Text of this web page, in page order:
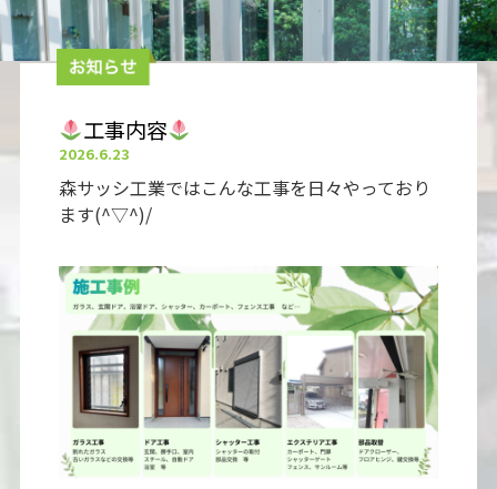
工事内容
2026.6.23
森サッシ工業ではこんな工事を日々やっており
ます(^▽^)/